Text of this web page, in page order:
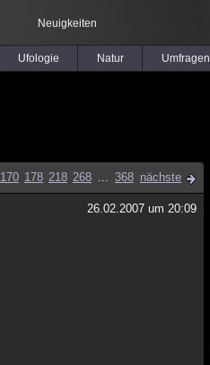
Neuigkeiten
Ufologie Natur Umfragen
170 178 218 268 ... 368 nächste
26.02.2007 um 20:09